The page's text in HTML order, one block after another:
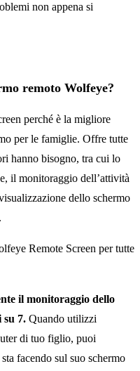
non appena si
remoto Wolfeye?
perché è la migliore
per le famiglie. Offre tutte
hanno bisogno, tra cui lo
il monitoraggio dell’attività
dello schermo
Remote Screen per tutte
il monitoraggio dello
su 7. Quando utilizzi
di tuo figlio, puoi
facendo sul suo schermo